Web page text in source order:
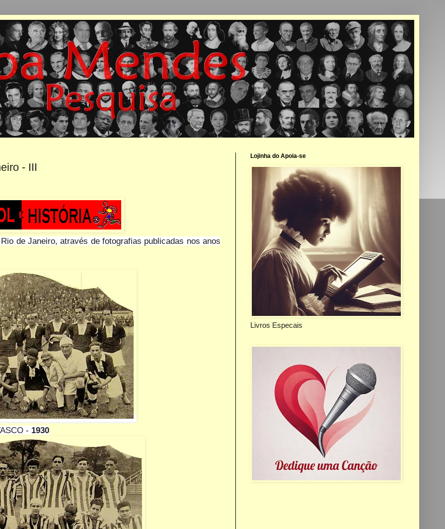
- III
de Janeiro, através de fotografias publicadas nos anos
- 1930
Lojinha do Apoia-se
Livros Especais